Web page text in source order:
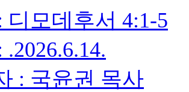
디모데후서 4:1-5
.2026.6.14.
: 국윤권 목사